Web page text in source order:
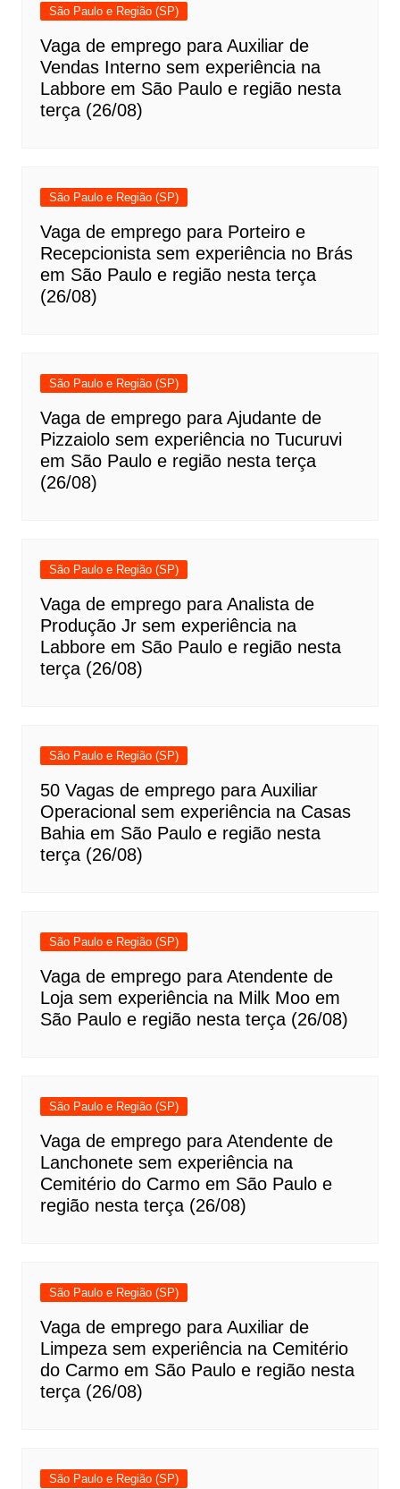
São Paulo e Região (SP)
Vaga de emprego para Auxiliar de
Vendas Interno sem experiência na
Labbore em São Paulo e região nesta
terça (26/08)
São Paulo e Região (SP)
Vaga de emprego para Porteiro e
Recepcionista sem experiência no Brás
em São Paulo e região nesta terça
(26/08)
São Paulo e Região (SP)
Vaga de emprego para Ajudante de
Pizzaiolo sem experiência no Tucuruvi
em São Paulo e região nesta terça
(26/08)
São Paulo e Região (SP)
Vaga de emprego para Analista de
Produção Jr sem experiência na
Labbore em São Paulo e região nesta
terça (26/08)
São Paulo e Região (SP)
50 Vagas de emprego para Auxiliar
Operacional sem experiência na Casas
Bahia em São Paulo e região nesta
terça (26/08)
São Paulo e Região (SP)
Vaga de emprego para Atendente de
Loja sem experiência na Milk Moo em
São Paulo e região nesta terça (26/08)
São Paulo e Região (SP)
Vaga de emprego para Atendente de
Lanchonete sem experiência na
Cemitério do Carmo em São Paulo e
região nesta terça (26/08)
São Paulo e Região (SP)
Vaga de emprego para Auxiliar de
Limpeza sem experiência na Cemitério
do Carmo em São Paulo e região nesta
terça (26/08)
São Paulo e Região (SP)